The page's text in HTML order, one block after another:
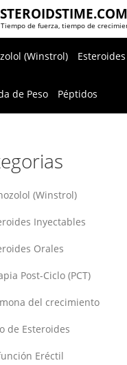
STEROIDSTIME.COM
Tiempo de fuerza, tiempo de
(Winstrol)
de Peso Péptidos
(Winstrol)
Inyectables
Orales
Post-Ciclo (PCT)
del crecimiento
de Esteroides
Eréctil